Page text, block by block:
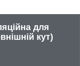
для
кут)